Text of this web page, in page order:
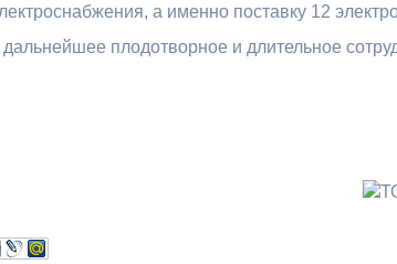
а именно поставку 12
плодотворное и длительное